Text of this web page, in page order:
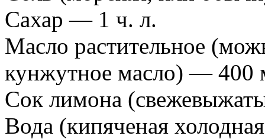
Сахар — 1 ч. л.
Масло растительное
кунжутное масло) — 400
Сок лимона
Вода (кипяченая